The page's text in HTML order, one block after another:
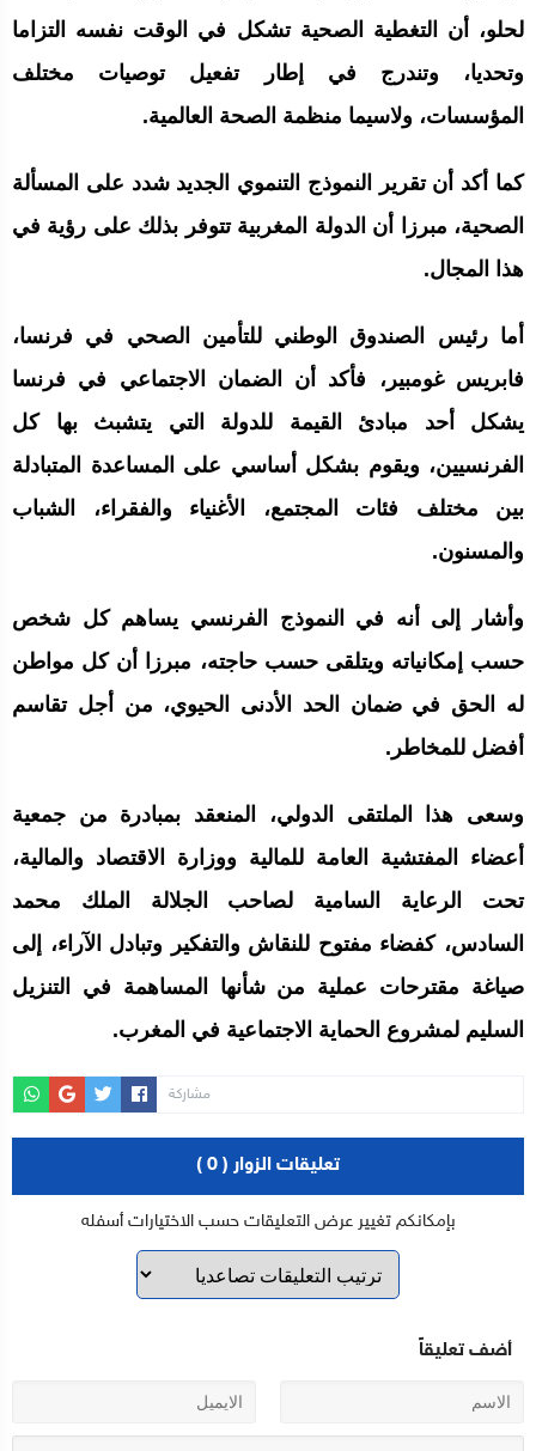
لحلو، أن التغطية الصحية تشكل في الوقت نفسه التزاما
وتحديا، وتندرج في إطار تفعيل توصيات مختلف
المؤسسات، ولاسيما منظمة الصحة العالمية.
كما أكد أن تقرير النموذج التنموي الجديد شدد على المسألة
الصحية، مبرزا أن الدولة المغربية تتوفر بذلك على رؤية في
هذا المجال.
أما رئيس الصندوق الوطني للتأمين الصحي في فرنسا،
فابريس غومبير، فأكد أن الضمان الاجتماعي في فرنسا
يشكل أحد مبادئ القيمة للدولة التي يتشبث بها كل
الفرنسيين، ويقوم بشكل أساسي على المساعدة المتبادلة
بين مختلف فئات المجتمع، الأغنياء والفقراء، الشباب
والمسنون.
وأشار إلى أنه في النموذج الفرنسي يساهم كل شخص
حسب إمكانياته ويتلقى حسب حاجته، مبرزا أن كل مواطن
له الحق في ضمان الحد الأدنى الحيوي، من أجل تقاسم
أفضل للمخاطر.
وسعى هذا الملتقى الدولي، المنعقد بمبادرة من جمعية
أعضاء المفتشية العامة للمالية ووزارة الاقتصاد والمالية،
تحت الرعاية السامية لصاحب الجلالة الملك محمد
السادس، كفضاء مفتوح للنقاش والتفكير وتبادل الآراء، إلى
صياغة مقترحات عملية من شأنها المساهمة في التنزيل
السليم لمشروع الحماية الاجتماعية في المغرب.
مشاركة
تعليقات الزوار ( 0 )
بإمكانكم تغيير عرض التعليقات حسب الاختيارات أسفله
أضف تعليقاً